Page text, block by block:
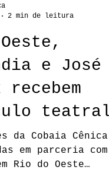
2 min de leitura
e José